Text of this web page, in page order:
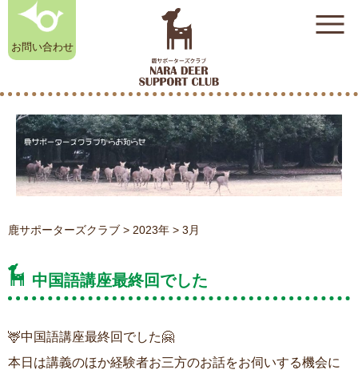
お問い合わせ
鹿サポーターズクラブ > 2023年 > 3月
中国語講座最終回でした
🦌中国語講座最終回でした🤗
本日は講義のほか経験者お三方のお話をお伺いする機会に
初めての方はこちら
奈良鹿雑貨店
（オンラインストア）
奈良公園のシカ相談室
お知らせ
鹿サポーターズクラブについて
よくある質問
奈良公園のシカ相談室
初めての方はこちら
奈良鹿雑貨店
（オンラインストア）
奈良公園のシカ相談室
お知らせ
鹿サポーターズクラブについて
よくある質問
奈良公園のシカ相談室